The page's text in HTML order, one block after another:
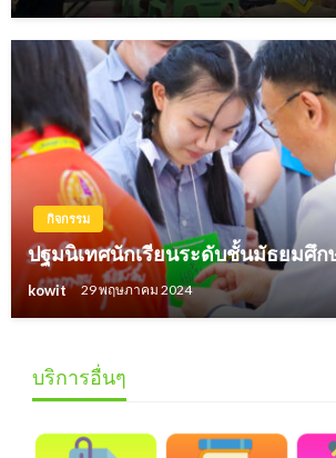
กิจกรรม
ปฐมนิเทศนักเรียนระดับชั้นมัธยมศึก
kowit 29 พฤษภาคม 2024
บริการอื่นๆ